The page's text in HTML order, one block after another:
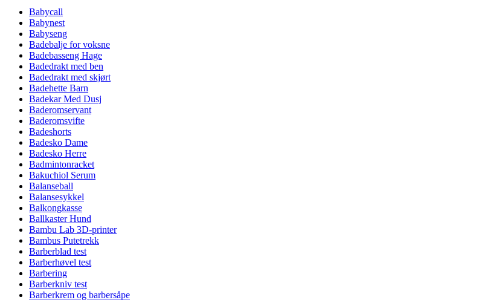
Babycall
Babynest
Babyseng
Badebalje for voksne
Badebasseng Hage
Badedrakt med ben
Badedrakt med skjørt
Badehette Barn
Badekar Med Dusj
Baderomservant
Baderomsvifte
Badeshorts
Badesko Dame
Badesko Herre
Badmintonracket
Bakuchiol Serum
Balanseball
Balansesykkel
Balkongkasse
Ballkaster Hund
Bambu Lab 3D-printer
Bambus Putetrekk
Barberblad test
Barberhøvel test
Barbering
Barberkniv test
Barberkrem og barbersåpe